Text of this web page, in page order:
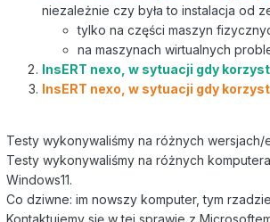
niezależnie czy była to instalacja od
tylko na części maszyn
na maszynach wirtualnych
InsERT nexo, w sytuacji gdy
InsERT nexo, w sytuacji gdy
Testy wykonywaliśmy na różnych wersjach/
Testy wykonywaliśmy na różnych
Windows11.
Co dziwne: im nowszy komputer, tym